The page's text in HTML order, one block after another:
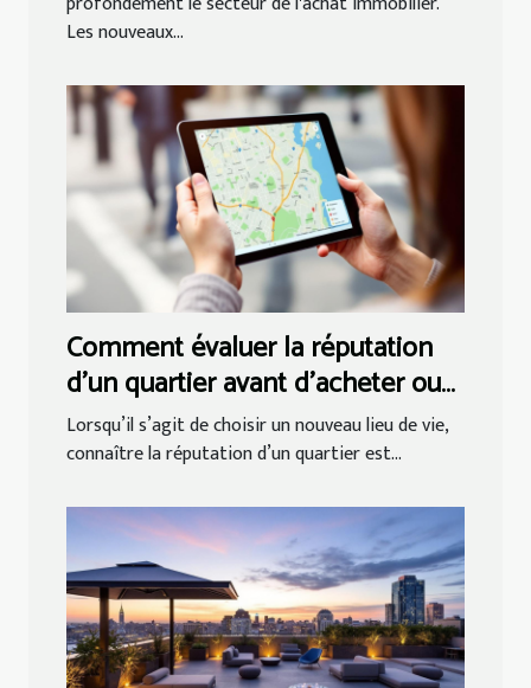
Les nouveaux...
Comment évaluer la réputation
d'un quartier avant d'acheter ou
louer ?
Lorsqu’il s’agit de choisir un nouveau lieu de vie,
connaître la réputation d’un quartier est...